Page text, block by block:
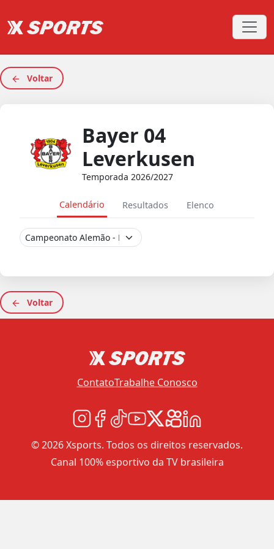
Voltar
Bayer 04
Leverkusen
Temporada 2026/2027
Calendário Resultados Elenco
Voltar
ContatoTrabalhe Conosco
© 2026 Xsports. Todos os direitos reservados.
Canal 100% esportivo da TV brasileira